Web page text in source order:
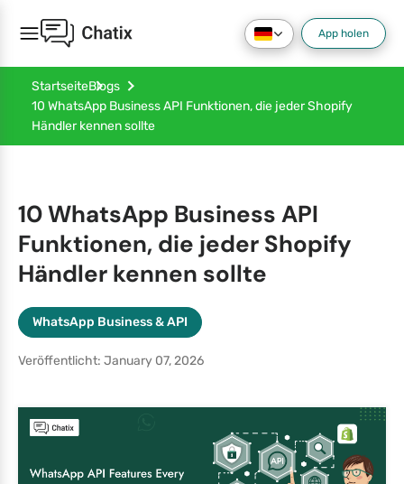
App holen
StartseiteBlogs
10 WhatsApp Business API Funktionen, die jeder Shopify
Händler kennen sollte
10 WhatsApp Business API
Funktionen, die jeder Shopify
Händler kennen sollte
WhatsApp Business & API
Veröffentlicht: January 07, 2026